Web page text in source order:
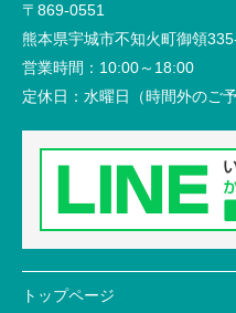
〒869-0551
熊本県宇城市不知火町御領
営業時間： 10:00～18:00
定休日： 水曜日（時間外のご
トップページ